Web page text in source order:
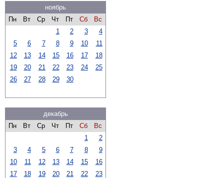
ноябрь
Пн
Вт Ср Чт Пт Сб
Вс
1
2 3
4
5
6 7 8 9 10
11
12
13 14 15 16 17
18
19
20 21 22 23 24
25
26
27 28 29 30
декабрь
Пн
Вт Ср Чт Пт Сб
Вс
1
2
3
4 5 6 7 8
9
10
11 12 13 14 15
16
17
18 19 20 21 22
23